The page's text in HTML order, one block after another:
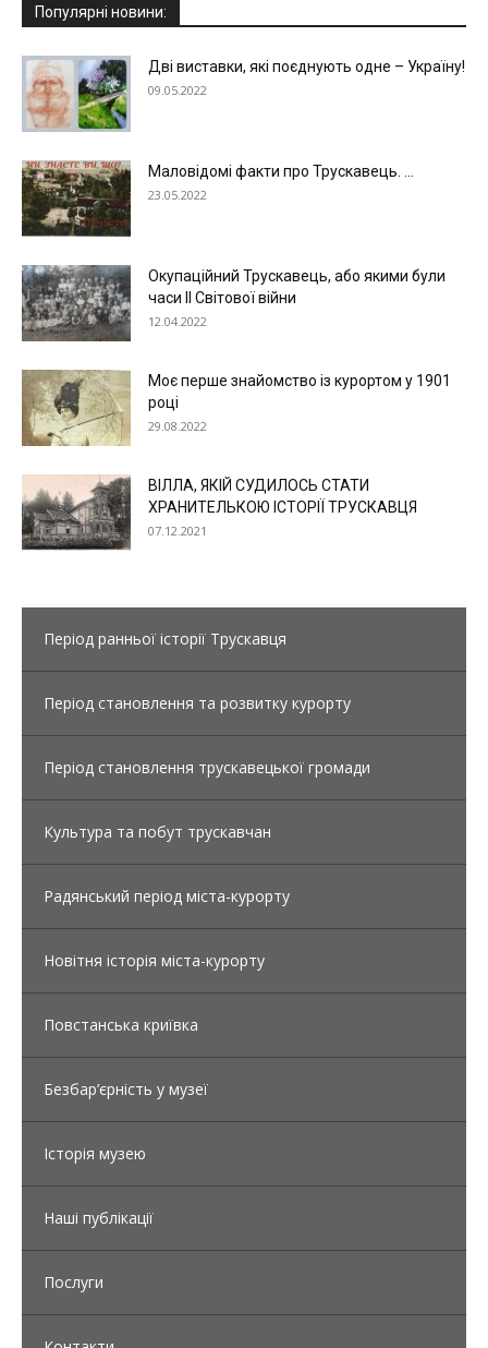
Популярні новини:
Дві виставки, які поєднують одне – Україну!
09.05.2022
Маловідомі факти про Трускавець. ...
23.05.2022
Окупаційний Трускавець, або якими були
часи ІІ Світової війни
12.04.2022
Моє перше знайомство із курортом у 1901
році
29.08.2022
ВІЛЛА, ЯКІЙ СУДИЛОСЬ СТАТИ
ХРАНИТЕЛЬКОЮ ІСТОРІЇ ТРУСКАВЦЯ
07.12.2021
Період ранньої історії Трускавця
Період становлення та розвитку курорту
Період становлення трускавецької громади
Культура та побут трускавчан
Радянський період міста-курорту
Новітня історія міста-курорту
Повстанська криївка
Безбар’єрність у музеї
Історія музею
Наші публікації
Послуги